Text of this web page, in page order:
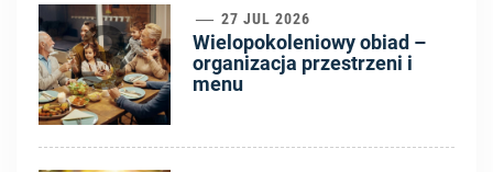
3 27 JUL 2026
Wielopokoleniowy obiad –
organizacja przestrzeni i
menu